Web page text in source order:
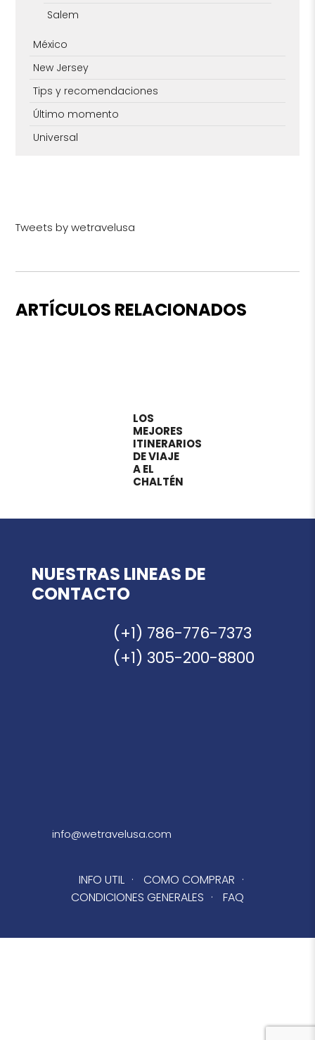
Salem
México
New Jersey
Tips y recomendaciones
Último momento
Universal
Tweets by wetravelusa
ARTÍCULOS RELACIONADOS
LOS
MEJORES
ITINERARIOS
DE VIAJE
A EL
CHALTÉN
NUESTRAS LINEAS DE
CONTACTO
(+1) 786-776-7373
(+1) 305-200-8800
info@wetravelusa.com
INFO UTIL · COMO COMPRAR ·
CONDICIONES GENERALES · FAQ